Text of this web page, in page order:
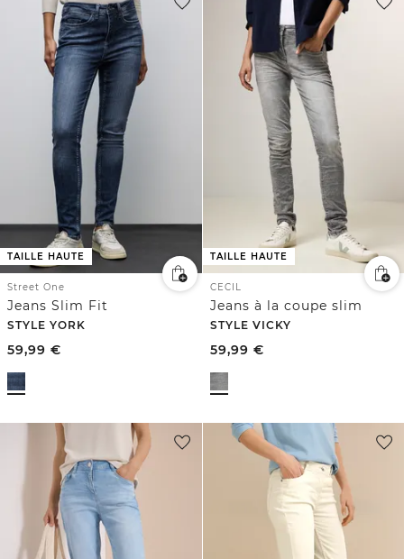
TAILLE HAUTE
Street One
Jeans Slim Fit
STYLE YORK
59,99 €
TAILLE HAUTE
CECIL
Jeans à la coupe slim
STYLE VICKY
59,99 €